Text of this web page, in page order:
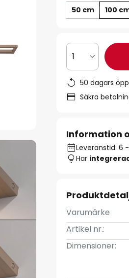
50 cm 100
1
50 dagars
Säkra
Information
Leveranstid: 6
Har
Varumärke
Artikel nr.:
Dimensioner: